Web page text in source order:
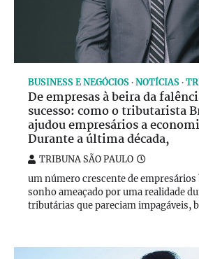
BUSINESS E NEGÓCIOS NOTÍCIAS
De empresas à beira da
sucesso: como o tributarista
ajudou empresários a
Durante a última década,
TRIBUNA SÃO PAULO
um número crescente de
sonho ameaçado por uma realidade
tributárias que pareciam impagáveis,